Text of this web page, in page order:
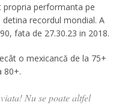
propria performanta pe
recordul mondial. A
fata de 27.30.23 in 2018.
o mexicancă de la 75+
80+.
Nu se poate altfel